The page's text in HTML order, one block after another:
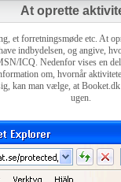
At oprette
et forretningsmøde etc. At
indbydelsen, og angive,
ICQ. Nedenfor vises en
om, hvornår
kan man vælge, at
ugen.